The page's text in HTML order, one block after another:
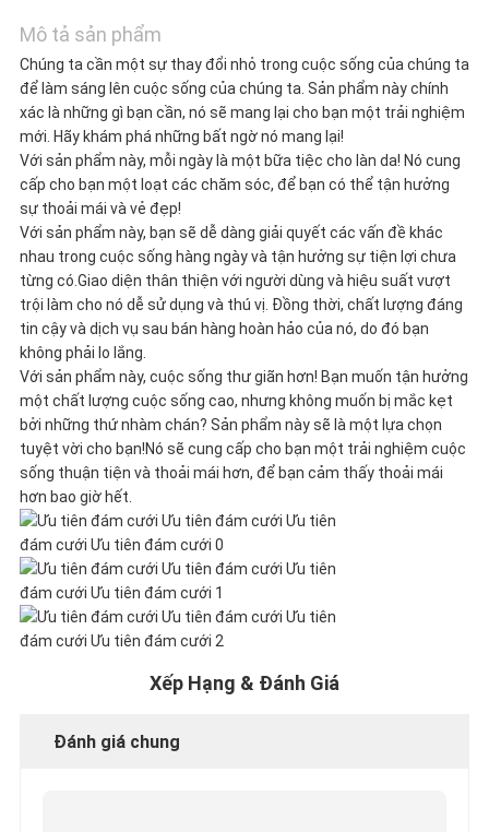
CHÚNG
TÔI
TIN
TỨC
CÁC
TRƯỜNG
HỢP
YÊU
CẦU
BÁO
GIÁ
Mô tả sản phẩm
Chúng ta cần một sự thay đổi nhỏ trong cuộc sống của chúng ta
để làm sáng lên cuộc sống của chúng ta. Sản phẩm này chính
xác là những gì bạn cần, nó sẽ mang lại cho bạn một trải nghiệm
mới. Hãy khám phá những bất ngờ nó mang lại!
Với sản phẩm này, mỗi ngày là một bữa tiệc cho làn da! Nó cung
cấp cho bạn một loạt các chăm sóc, để bạn có thể tận hưởng
sự thoải mái và vẻ đẹp!
Với sản phẩm này, bạn sẽ dễ dàng giải quyết các vấn đề khác
nhau trong cuộc sống hàng ngày và tận hưởng sự tiện lợi chưa
từng có.Giao diện thân thiện với người dùng và hiệu suất vượt
trội làm cho nó dễ sử dụng và thú vị. Đồng thời, chất lượng đáng
tin cậy và dịch vụ sau bán hàng hoàn hảo của nó, do đó bạn
không phải lo lắng.
Với sản phẩm này, cuộc sống thư giãn hơn! Bạn muốn tận hưởng
một chất lượng cuộc sống cao, nhưng không muốn bị mắc kẹt
bởi những thứ nhàm chán? Sản phẩm này sẽ là một lựa chọn
tuyệt vời cho bạn!Nó sẽ cung cấp cho bạn một trải nghiệm cuộc
sống thuận tiện và thoải mái hơn, để bạn cảm thấy thoải mái
hơn bao giờ hết.
Xếp Hạng & Đánh Giá
Đánh giá chung